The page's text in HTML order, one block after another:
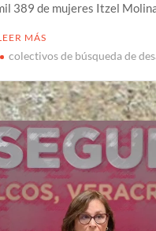
389 de mujeres Itzel
MÁS
colectivos de búsqueda de